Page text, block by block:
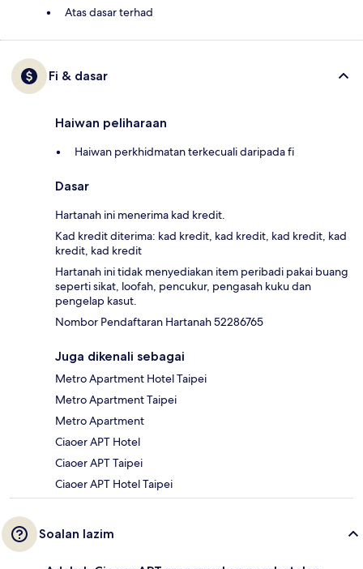
Atas dasar terhad
Fi & dasar
Haiwan peliharaan
Haiwan perkhidmatan terkecuali daripada fi
Dasar
Hartanah ini menerima kad kredit.
Kad kredit diterima: kad kredit, kad kredit, kad kredit, kad
kredit, kad kredit
Hartanah ini tidak menyediakan item peribadi pakai buang
seperti sikat, loofah, pencukur, pengasah kuku dan
pengelap kasut.
Nombor Pendaftaran Hartanah 52286765
Juga dikenali sebagai
Metro Apartment Hotel Taipei
Metro Apartment Taipei
Metro Apartment
Ciaoer APT Hotel
Ciaoer APT Taipei
Ciaoer APT Hotel Taipei
Soalan lazim